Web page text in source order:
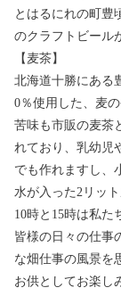
とはるにれの町豊
のクラフトビール
【麦茶】
北海道十勝にある
0％使用した、麦
苦味も市販の麦茶
れており、乳幼児
でも作れますし、
水が入った2リッ
10時と15時は私た
皆様の日々の仕事
な畑仕事の風景を
お供としてお楽し